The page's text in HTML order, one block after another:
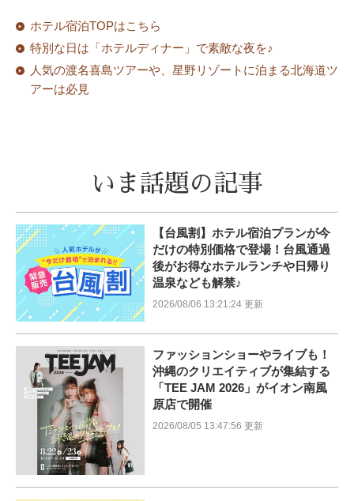
ホテル宿泊TOPはこちら
特別な日は「ホテルディナー」で素敵な夜を♪
人気の渡名喜島ツアーや、星野リゾートに泊まる北海道ツ
アーは必見
いま話題の記事
【台風割】ホテル宿泊プランが今
だけの特別価格で登場！台風通過
後がお得なホテルランチや日帰り
温泉なども解禁♪
2026/08/06 13:21:24 更新
ファッションショーやライブも！
沖縄のクリエイティブが集結する
「TEE JAM 2026」がイオン南風
原店で開催
2026/08/05 13:47:56 更新